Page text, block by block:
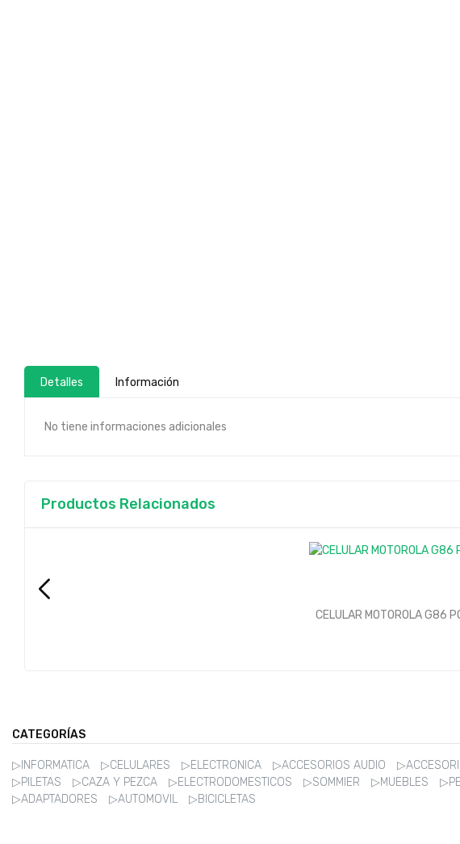
Detalles Información
No tiene informaciones adicionales
Productos Relacionados
CELULAR MOTOROLA G86
CATEGORÍAS
▷INFORMATICA ▷CELULARES ▷ELECTRONICA ▷ACCESORIOS AUDIO
▷PILETAS
▷CAZA Y PEZCA ▷ELECTRODOMESTICOS ▷SOMMIER ▷MUEBLES
▷ADAPTADORES
▷AUTOMOVIL ▷BICICLETAS